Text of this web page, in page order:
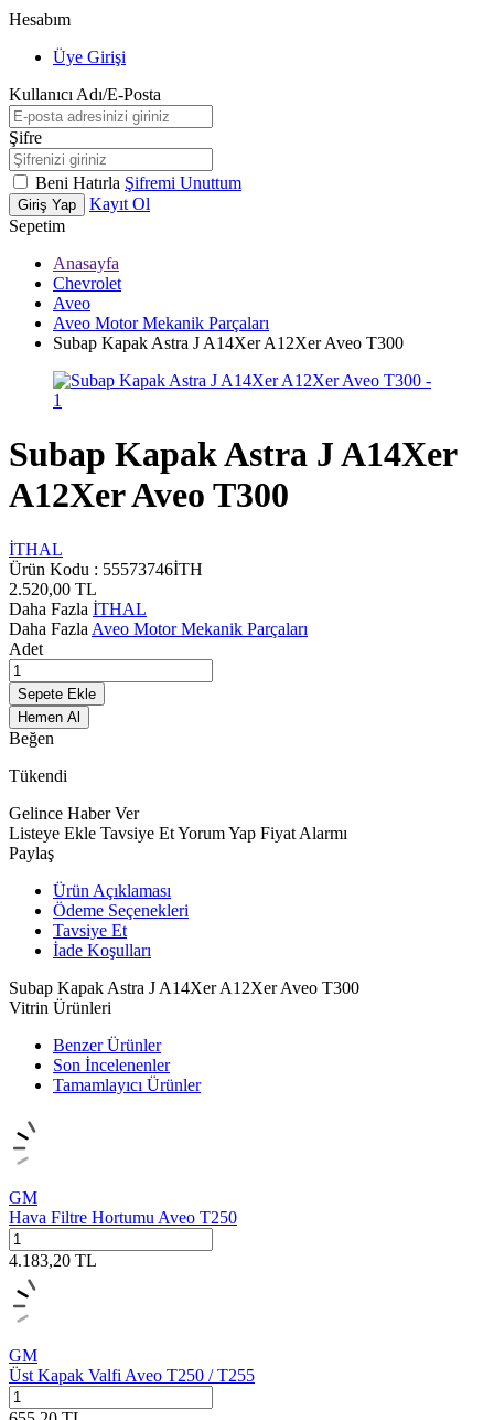
Hesabım
Üye Girişi
Kullanıcı Adı/E-Posta
Şifre
Beni Hatırla Şifremi Unuttum
Giriş Yap
Kayıt Ol
Sepetim
Anasayfa
Chevrolet
Aveo
Aveo Motor Mekanik Parçaları
Subap Kapak Astra J A14Xer A12Xer Aveo T300
Subap Kapak Astra J A14Xer
A12Xer Aveo T300
İTHAL
Ürün Kodu : 55573746İTH
2.520,00 TL
Daha Fazla İTHAL
Daha Fazla Aveo Motor Mekanik Parçaları
Adet
Sepete Ekle
Hemen Al
Beğen
Tükendi
Gelince Haber Ver
Listeye Ekle Tavsiye EtYorum Yap Fiyat Alarmı
Paylaş
Ürün Açıklaması
Ödeme Seçenekleri
Tavsiye Et
İade Koşulları
Subap Kapak Astra J A14Xer A12Xer Aveo T300
Vitrin Ürünleri
Benzer Ürünler
Son İncelenenler
Tamamlayıcı Ürünler
GM
Hava Filtre Hortumu Aveo T250
4.183,20 TL
GM
Üst Kapak Valfi Aveo T250 / T255